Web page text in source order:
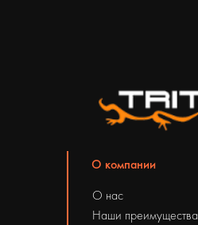
О компании
О нас
Наши преимущества